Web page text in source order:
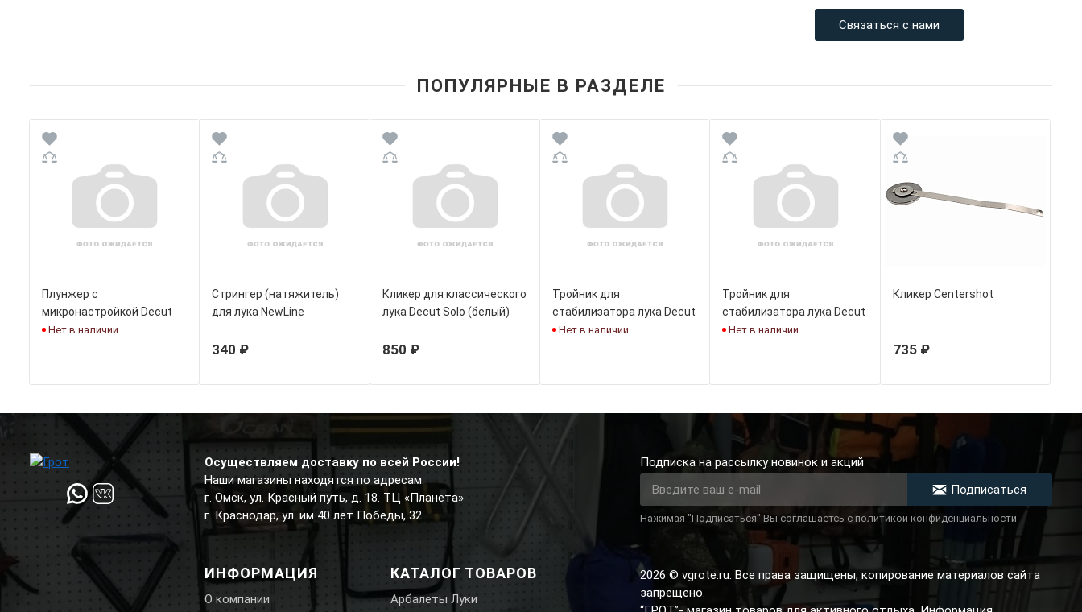
Связаться с нами
ПОПУЛЯРНЫЕ В РАЗДЕЛЕ
Плунжер с
микронастройкой Decut
ZX229
Нет в наличии
Стрингер (натяжитель)
для лука NewLine
340 ₽
Кликер для классического
лука Decut Solo (белый)
850 ₽
Тройник для
стабилизатора лука Decut
ZEN VBA
Нет в наличии
Тройник для
стабилизатора лука Decut
Campus
Нет в наличии
Кликер Centershot
735 ₽
Осуществляем доставку по всей России!
Наши магазины находятся по адресам:
г. Омск, ул. Красный путь, д. 18. ТЦ «Планета»
г. Краснодар, ул. им 40 лет Победы, 32
ИНФОРМАЦИЯ
О компании
КАТАЛОГ ТОВАРОВ
Арбалеты Луки
Подписка на рассылку новинок и акций
Подписаться
Нажимая "Подписаться" Вы соглашаетсь с политикой конфиденциальности
2026 © vgrote.ru. Все права защищены, копирование материалов сайта
запрещено.